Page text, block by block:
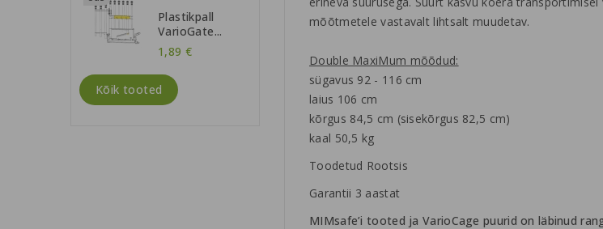
Plastikpall
VarioGate...
1,89 €
Kõik tooted
mõõtmetele vastavalt lihtsalt muudetav.
Double MaxiMum mõõdud:
sügavus 92 - 116 cm
laius 106 cm
kõrgus 84,5 cm (sisekõrgus 82,5 cm)
kaal 50,5 kg
Toodetud Rootsis
Garantii 3 aastat
MIMsafe’i tooted ja VarioCage puurid on läbinud